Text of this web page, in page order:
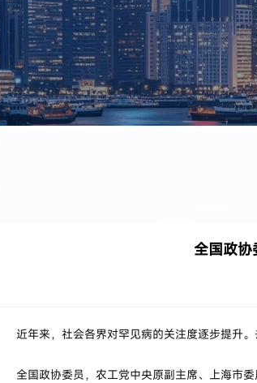
全国政
近年来，社会各界对罕见病的关注度逐步提升。
全国政协委员，农工党中央原副主席、上海市委